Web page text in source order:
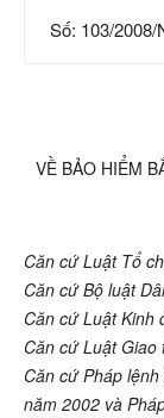
Số: 103/
VỀ BẢO HIỂM
Căn cứ Luật Tổ
Căn cứ Bộ luật
Căn cứ Luật Kinh
Căn cứ Luật
Căn cứ Pháp
năm 2002 và